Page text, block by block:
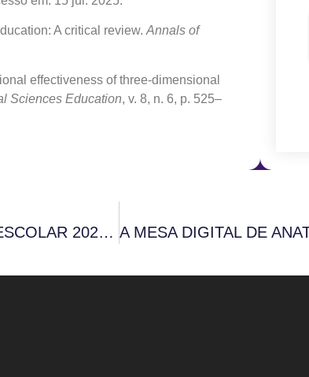
A critical review.Annals of
effectiveness of three-dimensional
Sciences Education, v. 8, n. 6, p. 525–
O QUE OS NÚMEROS DO CENSO ESCOLAR 2025 REVELAM SOBRE O FUTURO DOS NOSSOS ESTUDANTES?